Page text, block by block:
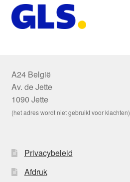
A24 België
Av. de Jette
1090 Jette
(het adres wordt niet gebruikt voor klachten)
Privacybeleid
Afdruk